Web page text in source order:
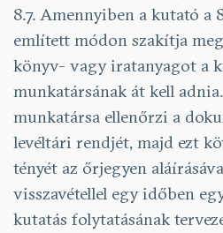
8.7. Amennyiben a kutató a
említett módon szakítja
könyv- vagy iratanyagot a
munkatársának át kell
munkatársa ellenőrzi a
levéltári rendjét, majd ezt
tényét az őrjegyen
visszavétellel egy időben
kutatás folytatásának